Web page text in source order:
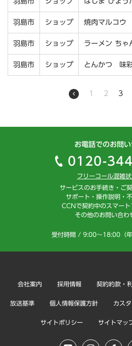
羽島市 ショップ 焼肉マルコウ
羽島市 ショップ ラーメン ち
羽島市 ショップ とんかつ 味彩
1 2 3
お電話でのお問
0120-
フリーコール混雑
サービスのお手続き・ご
サポート・操作説明・
CCNで契約中のスマート
その他のお問い合わ
受付時間 / 9:00～18:00（年
会社案内 採用情報 契約約款・
放送基準 個人情報保護方針 カス
サイトポリシー サイトマッ